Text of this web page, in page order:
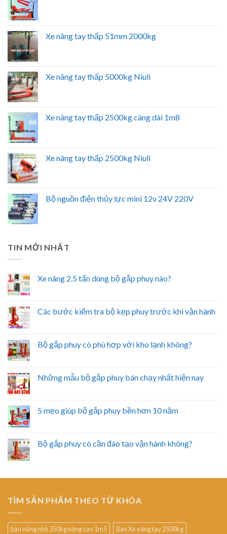
Xe nâng tay thấp 51mm 2000kg
Xe nâng tay thấp 5000kg Niuli
Xe nâng tay thấp 2500kg càng dài 1m8
Xe nâng tay thấp 2500kg Niuli
Bộ nguồn điện thủy lực mini 12v 24V 220V
TIN MỚI NHẤT
Xe nâng 2.5 tấn dùng bộ gắp phuy nào?
Các bước kiểm tra bộ kẹp phuy trước khi vận hành
Bộ gắp phuy có phù hợp với kho lạnh không?
Những mẫu bộ gắp phuy bán chạy nhất hiện nay
5 mẹo giúp bộ gắp phuy bền hơn 10 năm
Bộ gắp phuy có cần đào tạo vận hành không?
TÌM SẢN PHẨM THEO TỪ KHÓA
bàn nâng nhỏ 350kg nâng cao 1m5
Bán Xe nâng tay 2500kg